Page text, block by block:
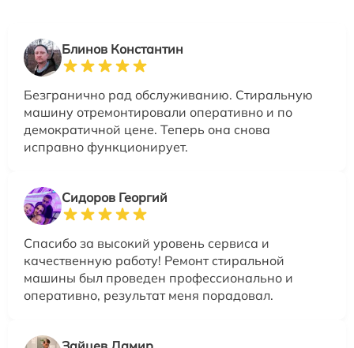
Блинов Константин
Безгранично рад обслуживанию. Стиральную
машину отремонтировали оперативно и по
демократичной цене. Теперь она снова
исправно функционирует.
Сидоров Георгий
Спасибо за высокий уровень сервиса и
качественную работу! Ремонт стиральной
машины был проведен профессионально и
оперативно, результат меня порадовал.